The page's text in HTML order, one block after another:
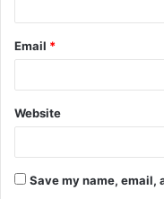
Email *
Website
Save my name, email,